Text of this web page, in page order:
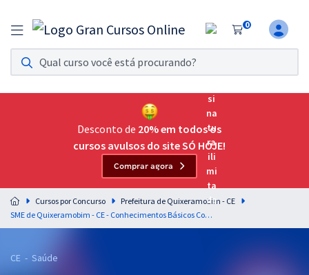
0
Assinatura Ilimitada 11
Acesso a todos os cursos. Teste grátis por 7 dias!
Assinatura OAB Até Passar
Acesso ilimitado a toda preparação para o Exame da
Residências Multiprofissionais
Preparação completa e intensiva para as principais
residências em saúde do Brasil
Desconto de 20% em todos os
cursos avulsos do site SÓ HOJE!
Comprar agora
Cursos por Concurso
Prefeitura de Quixeramobim - CE
SME de Quixeramobim - CE - Conhecimentos Básicos Comuns aos Cargos de Nível Superior - Equipe Gran
CE - Saúde